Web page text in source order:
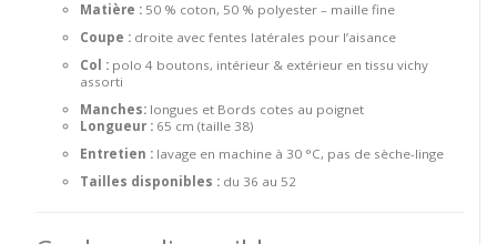
Matière : 50 % coton, 50 % polyester – maille fine
Coupe : droite avec fentes latérales pour l’aisance
Col : polo 4 boutons, intérieur & extérieur en tissu vichy
assorti
Manches: longues et Bords cotes au poignet
Longueur : 65 cm (taille 38)
Entretien : lavage en machine à 30 °C, pas de sèche-linge
Tailles disponibles : du 36 au 52